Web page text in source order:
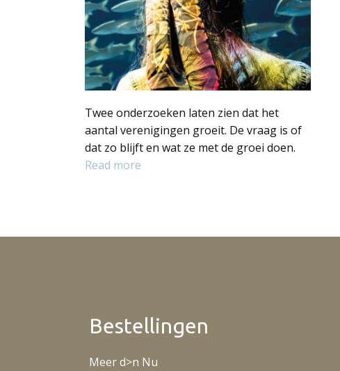
Twee onderzoeken laten zien dat het
aantal verenigingen groeit. De vraag is of
dat zo blijft en wat ze met de groei doen.
Read more
Bestellingen
Meer d>n Nu